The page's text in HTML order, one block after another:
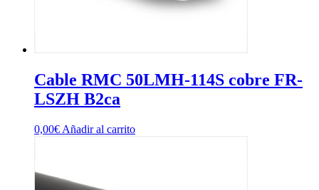
Cable RMC 50LMH-114S cobre FR-
LSZH B2ca
0,00€ Añadir al carrito